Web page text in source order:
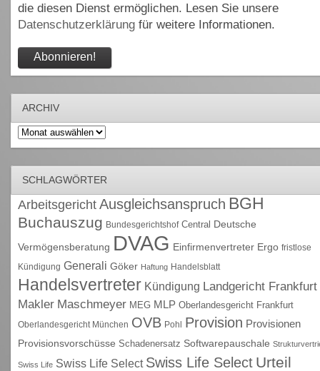
die diesen Dienst ermöglichen. Lesen Sie unsere
Datenschutzerklärungfür weitere Informationen.
ARCHIV
Archiv
SCHLAGWÖRTER
Arbeitsgericht Ausgleichsanspruch BGH
Buchauszug Bundesgerichtshof Central Deutsche
Vermögensberatung DVAG Einfirmenvertreter Ergo fristlose
Kündigung Generali Göker Haftung Handelsblatt
Handelsvertreter Kündigung Landgericht Frankfurt
Makler Maschmeyer MEG MLP Oberlandesgericht Frankfurt
Oberlandesgericht München OVB Pohl Provision Provisionen
Provisionsvorschüsse Schadenersatz Softwarepauschale
Swiss Life Swiss Life Select Swiss Life Select Urteil